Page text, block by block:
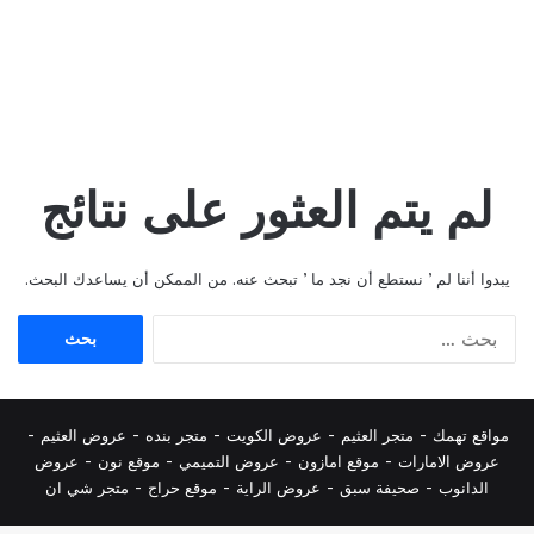
لم يتم العثور على نتائج
يبدوا أننا لم ’ نستطع أن نجد ما ’ تبحث عنه. من الممكن أن يساعدك البحث.
مواقع تهمك - متجر العثيم - عروض الكويت - متجر بنده - عروض العثيم -
عروض الامارات - موقع امازون - عروض التميمي - موقع نون - عروض
الدانوب - صحيفة سبق - عروض الراية - موقع حراج - متجر شي ان